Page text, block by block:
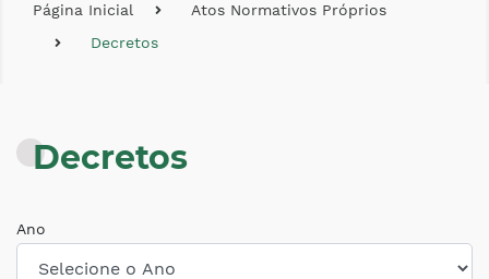
Página Inicial
Atos Normativos Próprios
Decretos
Decretos
Ano